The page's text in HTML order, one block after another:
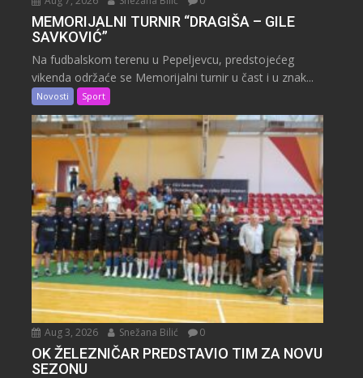
MEMORIJALNI TURNIR “DRAGIŠA – GILE
SAVKOVIĆ”
Na fudbalskom terenu u Pepeljevcu, predstojećeg
vikenda održaće se Memorijalni turnir u čast i u znak...
Novosti Sport
Aug 3, 2026 Snežana Bilić 0
OK ŽELEZNIČAR PREDSTAVIO TIM ZA NOVU
SEZONU